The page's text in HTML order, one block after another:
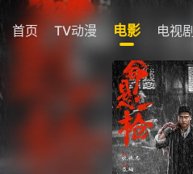
首页 TV动漫 电影 电视剧
我的观影记录